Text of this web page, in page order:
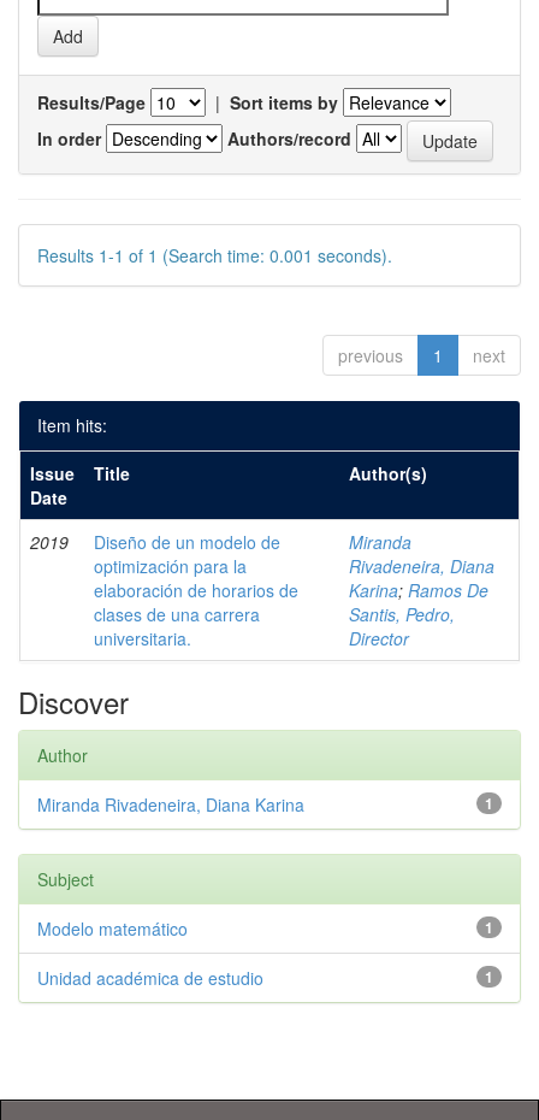
Results/Page | Sort items by
In order
Authors/record
Results 1-1 of 1 (Search time: 0.001 seconds).
previous 1 next
Item hits:
Issue
Date
Title Author(s)
2019
Diseño de un modelo de
optimización para la
elaboración de horarios de
clases de una carrera
universitaria.
Miranda
Rivadeneira, Diana
Karina; Ramos De
Santis, Pedro,
Director
Discover
Author
1
Miranda Rivadeneira, Diana Karina
Subject
1
Modelo matemático
1
Unidad académica de estudio